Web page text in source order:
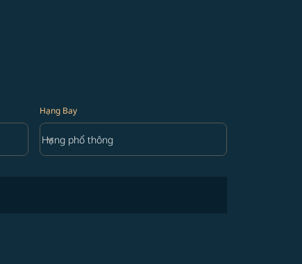
Hạng Bay
Hạng Bay option Hạng phổ thông Selected
Hạng phổ thông
keyboard_arrow_down